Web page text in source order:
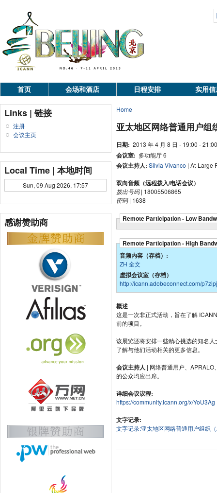
首页 会场和酒店 日程安排 实用
Links | 链接
注册
会议主页
Local Time | 本地时间
Sun, 09 Aug 2026, 17:57
感谢赞助商
Home
亚太地区网络普通用户组
日期: 2013 年 4 月 8 日 - 19:00 - 21:00
会议室: 多功能厅 6
会议主持人: Silvia Vivanco | At-Large
双向音频（远程拨入/电话会议）
拨出号码| 18005506865
密码| 1638
Remote Participation - Low
Remote Participation - High
音频内容（存档）:
ZH 全文
虚拟会议室（存档）
http://icann.adobeconnect.com/
概述
这是一次非正式活动，旨在了解
前的项目。
该展览还将安排一些精心挑选的知名
了解与他们活动相关的更多信息。
会议主持人 | 网络普通用户、
的公众均应出席。
详细会议议程:
https://community.icann.org/x/YoU3Ag
文字记录:
文字记录:亚太地区网络普通用户组织